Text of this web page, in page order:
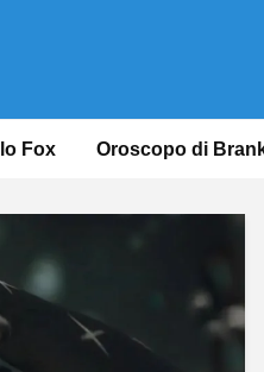
Fox Oroscopo di